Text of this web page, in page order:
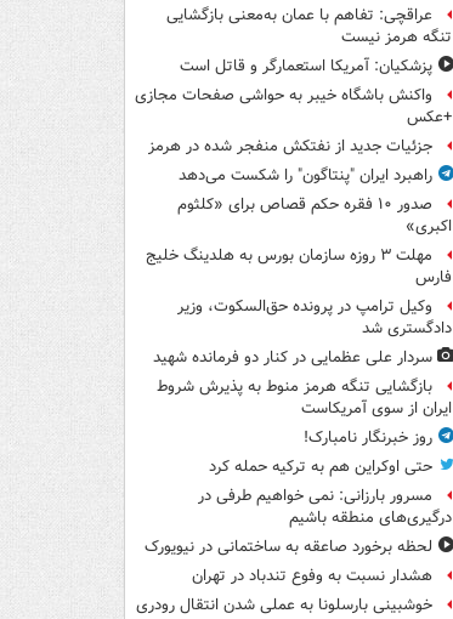
عراقچی: تفاهم با عمان به‌معنی بازگشایی
تنگه هرمز نیست
پزشکیان: آمریکا استعمارگر و قاتل است
واکنش باشگاه خیبر به حواشی صفحات مجازی
+عکس
جزئیات جدید از نفتکش منفجر شده در هرمز
راهبرد ایران "پنتاگون" را شکست می‌دهد
صدور ۱۰ فقره حکم قصاص برای «کلثوم
اکبری»
مهلت ۳ روزه سازمان بورس به هلدینگ خلیج
فارس
وکیل ترامپ در پرونده حق‌السکوت، وزیر
دادگستری شد
سردار علی عظمایی در کنار دو فرمانده شهید
بازگشایی تنگه هرمز منوط به پذیرش شروط
ایران از سوی آمریکاست
روز خبرنگار نامبارک!
حتی اوکراین هم به ترکیه حمله کرد
مسرور بارزانی: نمی خواهیم طرفی در
درگیری‌های منطقه باشیم
لحظه برخورد صاعقه به ساختمانی در نیویورک
هشدار نسبت به وفوع تندباد در تهران
خوشبینی بارسلونا به عملی شدن انتقال رودری